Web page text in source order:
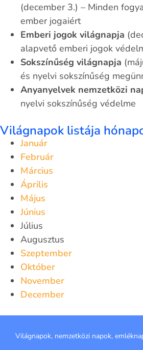
(december 3.) – Minden
ember jogaiért
Emberi jogok világnapja
alapvető emberi jogok
Sokszínűség világnapja
és nyelvi sokszínűség
Anyanyelvek nemzetközi
nyelvi sokszínűség védelme
Világnapok listája
Január
Február
Március
Április
Május
Június
Július
Augusztus
Szeptember
Október
November
December
Világnapok, nemzetközi napok,